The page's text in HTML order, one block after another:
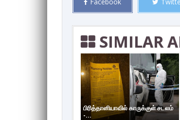
SIMILAR
பிரித்தானியாவில் காருக்குள் சடலம்
-...